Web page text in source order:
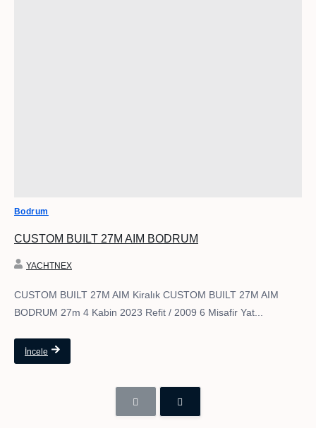
Bodrum
CUSTOM BUILT 27M AIM BODRUM
YACHTNEX
CUSTOM BUILT 27M AIM Kiralık CUSTOM BUILT 27M AIM
BODRUM 27m 4 Kabin 2023 Refit / 2009 6 Misafir Yat...
İncele